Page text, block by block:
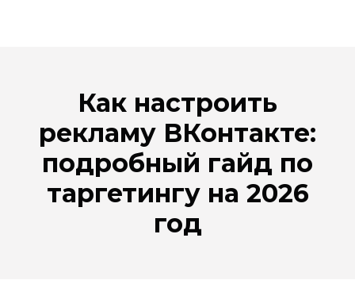
Как настроить
рекламу ВКонтакте:
подробный гайд по
таргетингу на 2026
год